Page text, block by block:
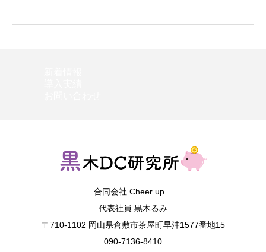
合同会社 Cheer up
代表社員 黒木るみ
〒710-1102 岡山県倉敷市茶屋町早沖1577番地15
090-7136-8410